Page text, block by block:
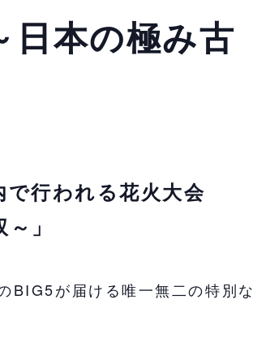
本の極み古
行われる花火大会
」
BIG5が届ける唯一無二の特別な